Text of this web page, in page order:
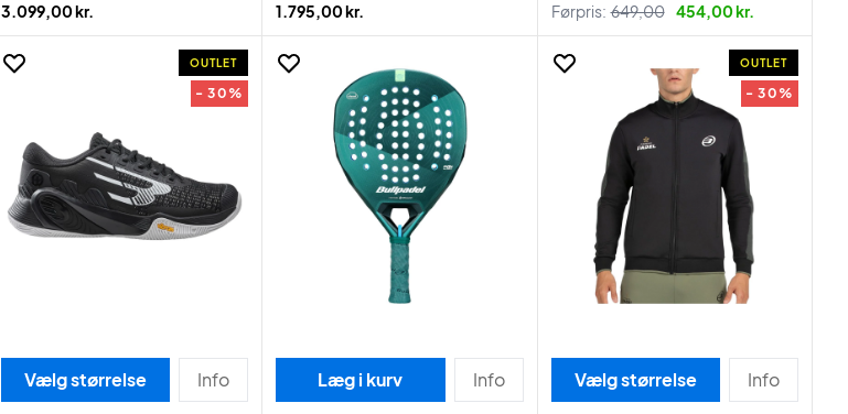
3.099,00 kr.
1.795,00 kr.
Førpris: 649,00 454,00 kr.
OUTLET
- 30%
Vælg størrelse Info Læg i kurv Info
OUTLET
- 30%
Vælg størrelse Info